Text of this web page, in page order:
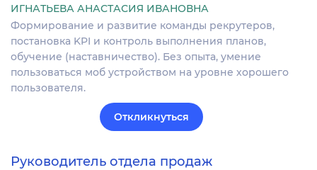
ИГНАТЬЕВА АНАСТАСИЯ ИВАНОВНА
Формирование и развитие команды рекрутеров,
постановка KPI и контроль выполнения планов,
обучение (наставничество). Без опыта, умение
пользоваться моб устройством на уровне хорошего
пользователя.
Откликнуться
Руководитель отдела продаж